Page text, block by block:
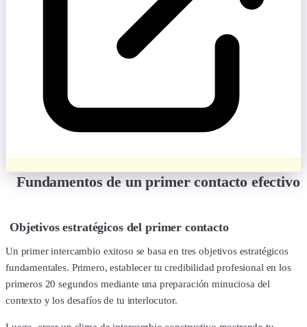
Fundamentos de un primer contacto efectivo
Objetivos estratégicos del primer contacto
Un primer intercambio exitoso se basa en tres objetivos estratégicos
fundamentales. Primero, establecer tu credibilidad profesional en los
primeros 20 segundos mediante una preparación minuciosa del
contexto y los desafíos de tu interlocutor.